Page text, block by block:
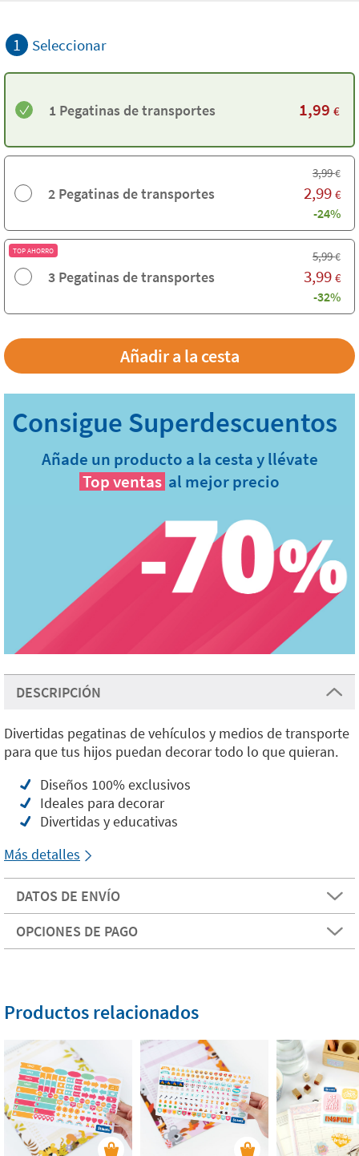
1 Seleccionar
1 Pegatinas de transportes 1,99 €
2 Pegatinas de transportes
3,99€
2,99 €
-24%
TOP AHORRO
3 Pegatinas de transportes
5,99€
3,99 €
-32%
Añade un producto a la cesta y llévate
Top ventas al mejor precio
DESCRIPCIÓN
Divertidas pegatinas de vehículos y medios de transporte
para que tus hijos puedan decorar todo lo que quieran.
Diseños 100% exclusivos
Ideales para decorar
Divertidas y educativas
Más detalles
DATOS DE ENVÍO
OPCIONES DE PAGO
Productos relacionados